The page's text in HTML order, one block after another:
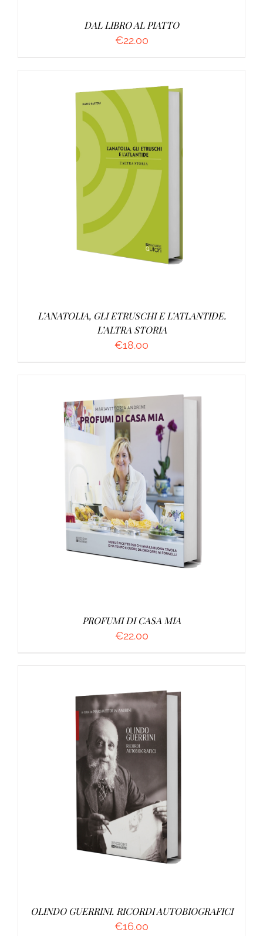
DAL LIBRO AL PIATTO
€22.00
AGGIUNGI AL CARRELLO /
L’ANATOLIA, GLI ETRUSCHI E L’ATLANTIDE.
L’ALTRA STORIA
€18.00
AGGIUNGI AL CARRELLO / DETTAGLI
PROFUMI DI CASA MIA
€22.00
AGGIUNGI AL CARRELLO
OLINDO GUERRINI. RICORDI AUTOBIOGRAFICI
€16.00